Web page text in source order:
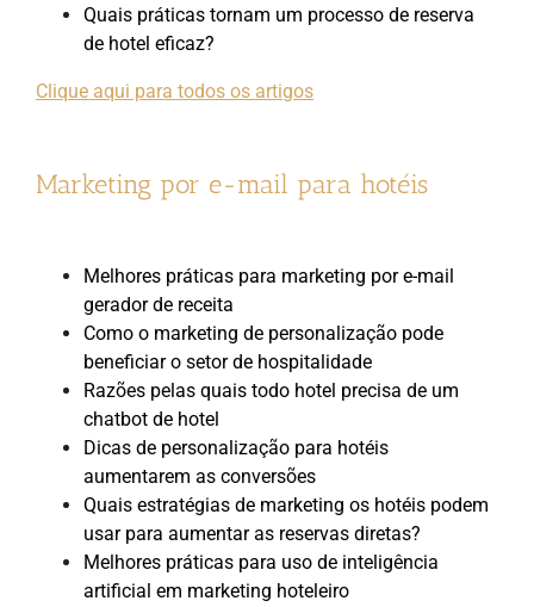
Quais práticas tornam um processo de reserva
de hotel eficaz?
Clique aqui para todos os artigos
Marketing por e-mail para hotéis
Melhores práticas para marketing por e-mail
gerador de receita
Como o marketing de personalização pode
beneficiar o setor de hospitalidade
Razões pelas quais todo hotel precisa de um
chatbot de hotel
Dicas de personalização para hotéis
aumentarem as conversões
Quais estratégias de marketing os hotéis podem
usar para aumentar as reservas diretas?
Melhores práticas para uso de inteligência
artificial em marketing hoteleiro